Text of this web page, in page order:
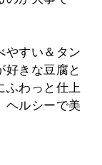
やすい＆タン
好きな豆腐と
ふわっと仕上
ヘルシーで美